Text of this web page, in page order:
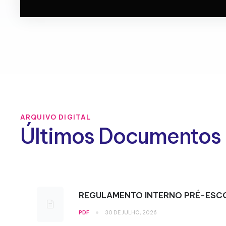
ARQUIVO DIGITAL
Últimos Documentos
REGULAMENTO INTERNO PRÉ-
PDF • 30 DE JULHO, 2026